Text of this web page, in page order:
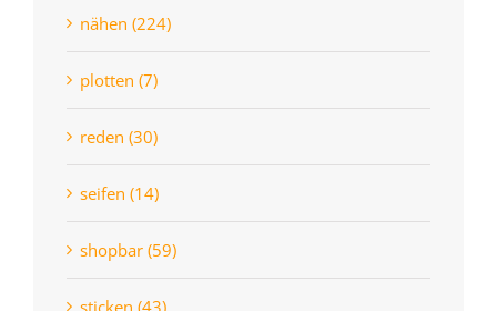
nähen (224)
plotten (7)
reden (30)
seifen (14)
shopbar (59)
sticken (43)